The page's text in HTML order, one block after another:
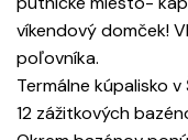
víkendový domček!
poľovníka.
Termálne kúpalisko
12 zážitkových